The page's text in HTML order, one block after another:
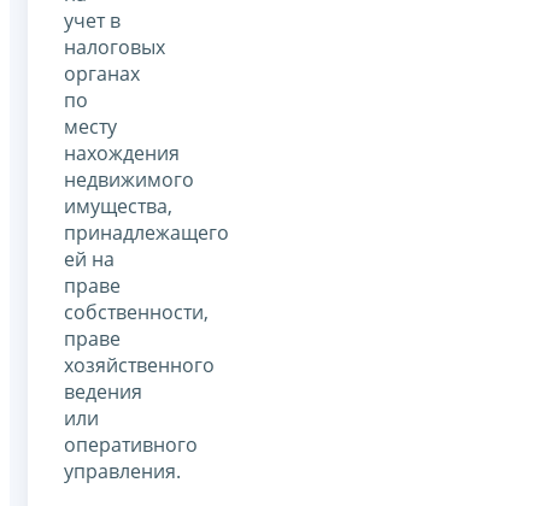
учет в
налоговых
органах
по
месту
нахождения
недвижимого
имущества,
принадлежащего
ей на
праве
собственности,
праве
хозяйственного
ведения
или
оперативного
управления.